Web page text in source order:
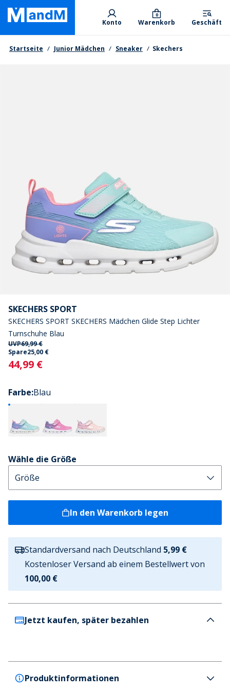
Skip
main
content
Primary departments
Konto Warenkorb
0
Geschäft
Brotkrumen
Startseite Junior Mädchen Sneaker Skechers
SKECHERS SPORT
SKECHERS SPORT SKECHERS Mädchen Glide Step Lichter
Turnschuhe Blau
UVP69,99 €
Spare25,00 €
Current
44,99 €
Farbe:Blau
Wähle die Größe
In den Warenkorb legen
Standardversand nach Deutschland 5,99 €
Kostenloser Versand ab einem Bestellwert von
100,00 €
Jetzt kaufen, später bezahlen
Produktinformationen